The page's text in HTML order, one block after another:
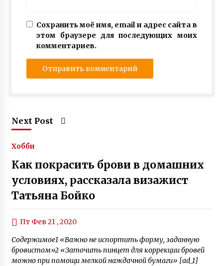
Сохранить моё имя, email и адрес сайта в
этом браузере для последующих моих
комментариев.
Next Post
Хобби
Как покрасить брови в домашних
условиях, рассказала визажист
Татьяна Бойко
Пт Фев 21 , 2020
Содержимое1 «Важно не испортить форму, заданную
бровистом»2 «Заточить пинцет для коррекции бровей
можно при помощи мелкой наждачной бумаги» [ad_1]